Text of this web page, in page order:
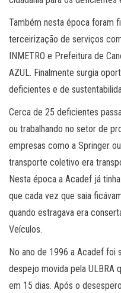
Também nesta época foram
terceirização de serviços com
INMETRO e Prefeitura de
AZUL. Finalmente surgia
deficientes e de
Cerca de 25 deficientes
ou trabalhando no setor de
empresas como a Springer
transporte coletivo era
Nesta época a Acadef já
que cada vez que saia
quando estragava era
Veículos.
No ano de 1996 a Acadef foi
despejo movida pela ULBRA
em 15 dias. Após o